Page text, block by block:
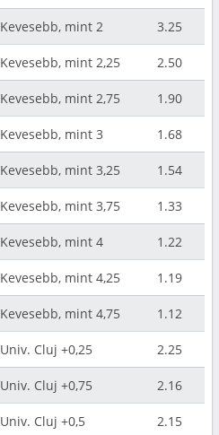
Kevesebb, mint 2 3.25
Kevesebb, mint 2,25 2.50
Kevesebb, mint 2,75 1.90
Kevesebb, mint 3 1.68
Kevesebb, mint 3,25 1.54
Kevesebb, mint 3,75 1.33
Kevesebb, mint 4 1.22
Kevesebb, mint 4,25 1.19
Kevesebb, mint 4,75 1.12
Univ. Cluj +0,25 2.25
Univ. Cluj +0,75 2.16
Univ. Cluj +0,5 2.15